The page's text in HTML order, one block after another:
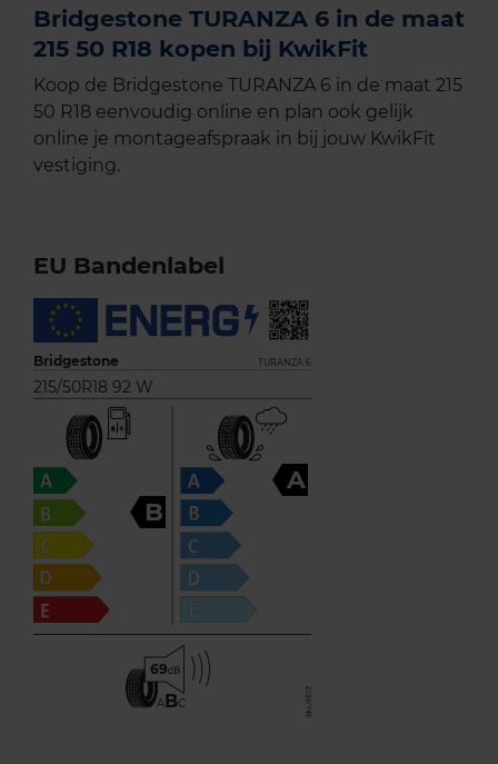
Bridgestone TURANZA 6 in de maat
215 50 R18 kopen bij KwikFit
Koop de Bridgestone TURANZA 6 in de maat 215
50 R18 eenvoudig online en plan ook gelijk
online je montageafspraak in bij jouw KwikFit
vestiging.
EU Bandenlabel
Bridgestone TURANZA 6
215/50R18 92 W
B
A
69
ABC